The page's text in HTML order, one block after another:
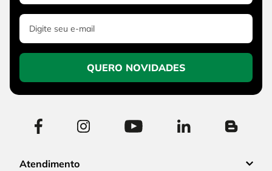
QUERO NOVIDADES
Atendimento